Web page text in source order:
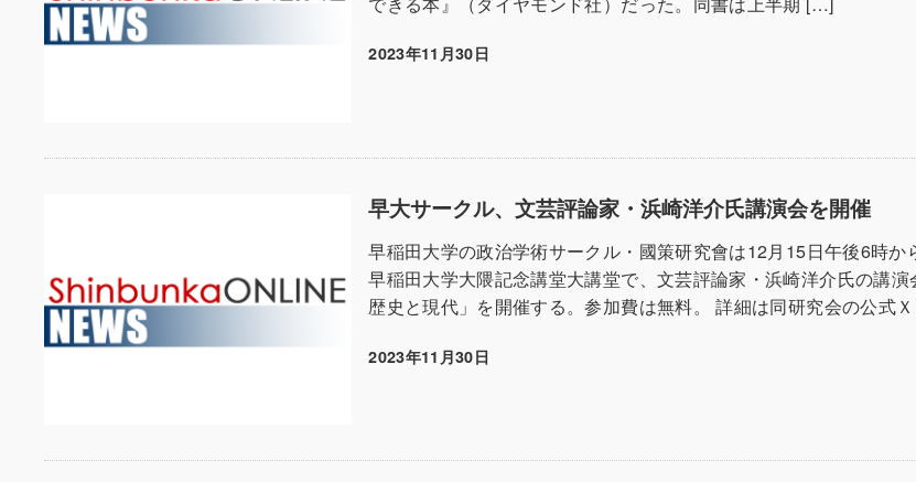
投稿日
2023年11月30日
早大サークル、文芸評論家・浜崎洋介氏講演会を開催
早稲田大学の政治学術サークル・國策研究會は12月15日午後6時か
早稲田大学大隈記念講堂大講堂で、文芸評論家・浜崎洋介氏の講
歴史と現代」を開催する。参加費は無料。 詳細は同研究会の公式
投稿日
2023年11月30日